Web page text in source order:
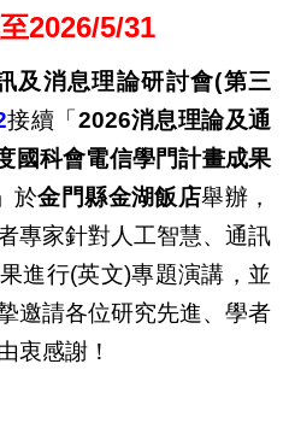
2026/5/31
及消息理論研討會(第三
接續「 2026消息理論及通
國科會電信學門計畫成果
於金門縣金湖飯店舉辦，
專家針對人工智慧、通訊
進行(英文)專題演講，並
邀請各位研究先進、學者
衷感謝！